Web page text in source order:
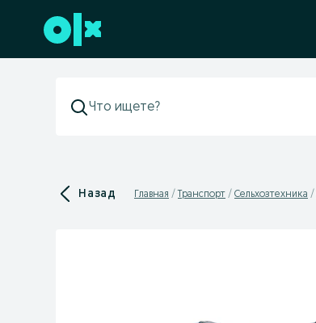
Перейти к нижнему колонтитулу
Назад Главная Транспорт Сельхозтехника